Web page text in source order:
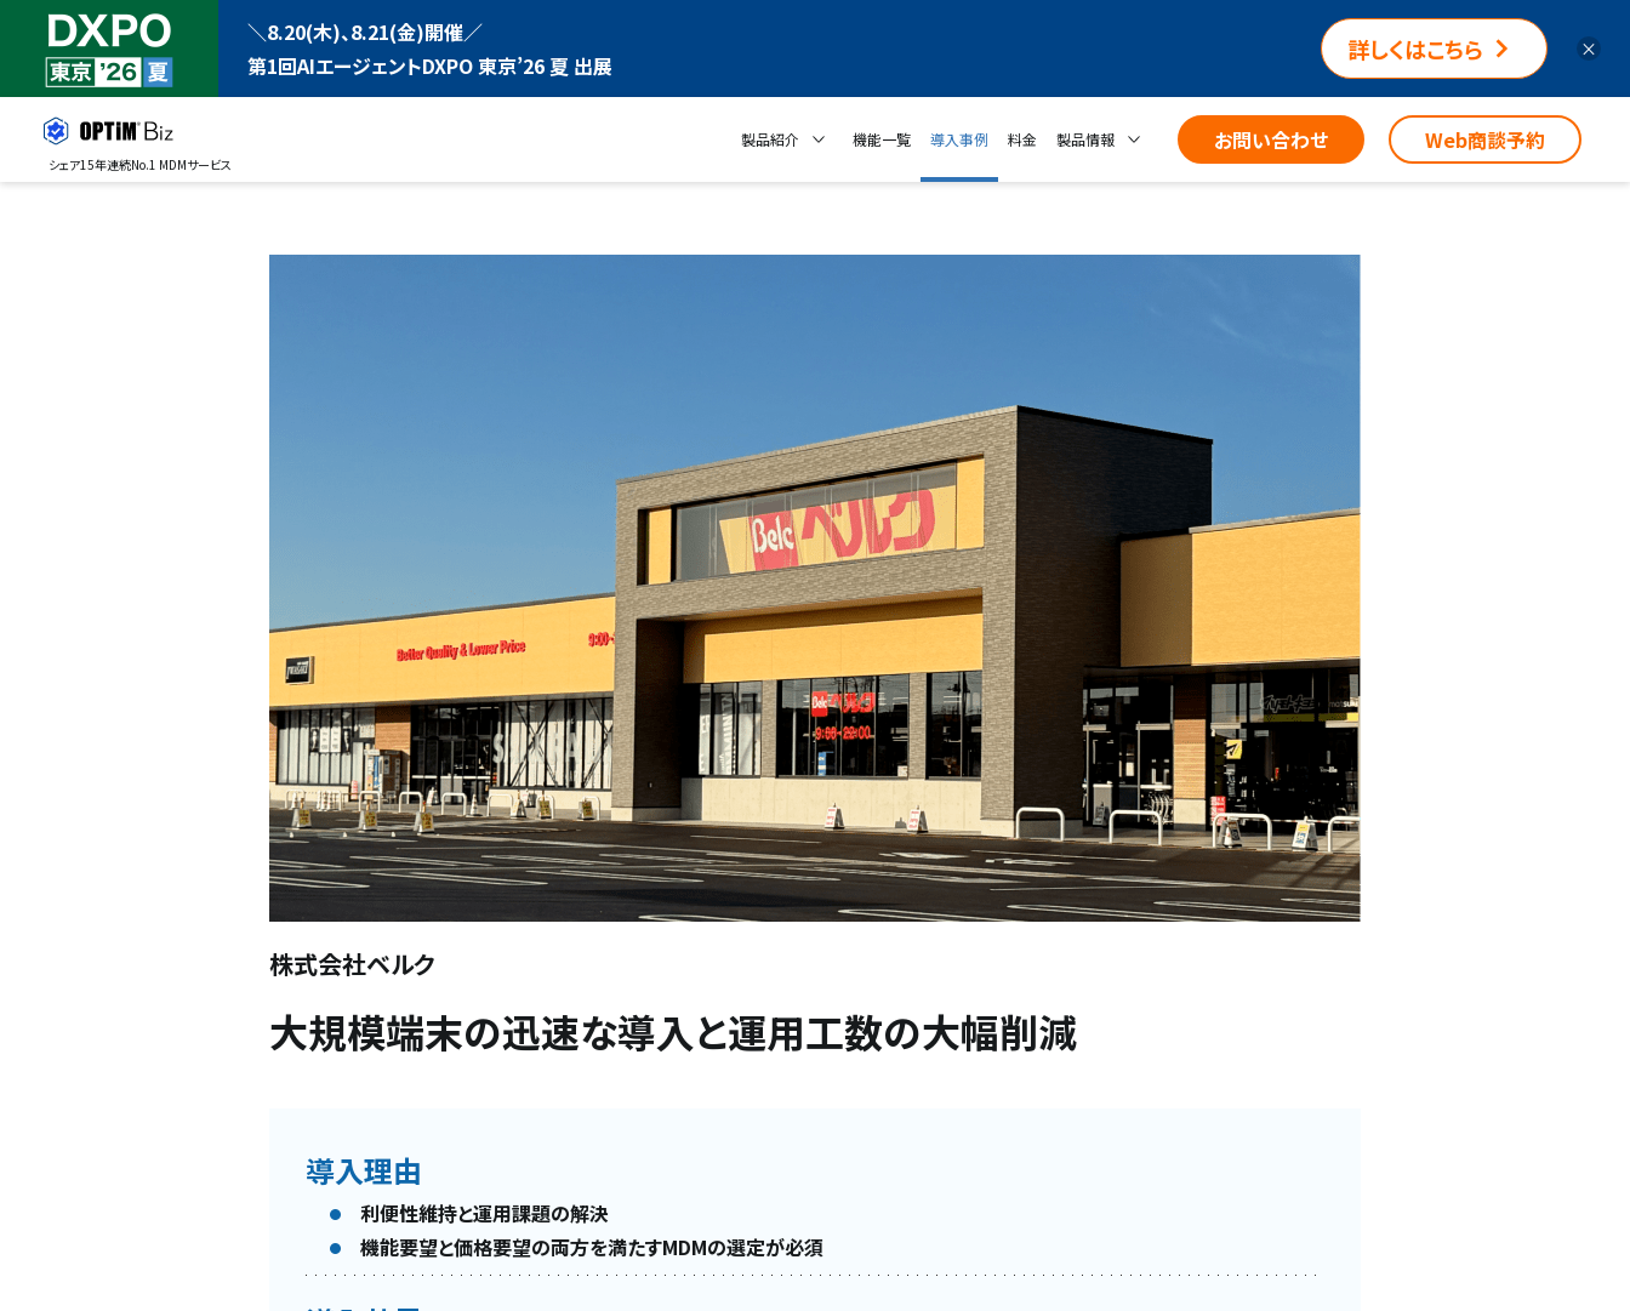
＼8.20(木)、8.21(金)開催／
第1回AIエージェントDXPO 東京’26 夏 出展
詳しくはこちら ×
シェア15年連続No.1 MDMサービス
製品紹介 機能一覧 導入事例 料金 製品情報 お問い合わせ Web商談予約
株式会社ベルク
大規模端末の迅速な導入と運用工数の大幅削減
導入理由
利便性維持と運用課題の解決
機能要望と価格要望の両方を満たすMDMの選定が必須